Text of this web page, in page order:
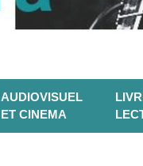
AUDIOVISUEL
ET CINEMA